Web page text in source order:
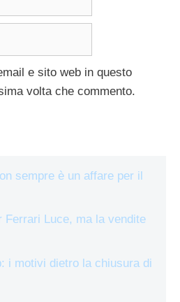
e sito web in questo
volta che commento.
sempre è un affare per il
Ferrari Luce, ma la vendite
i motivi dietro la chiusura di